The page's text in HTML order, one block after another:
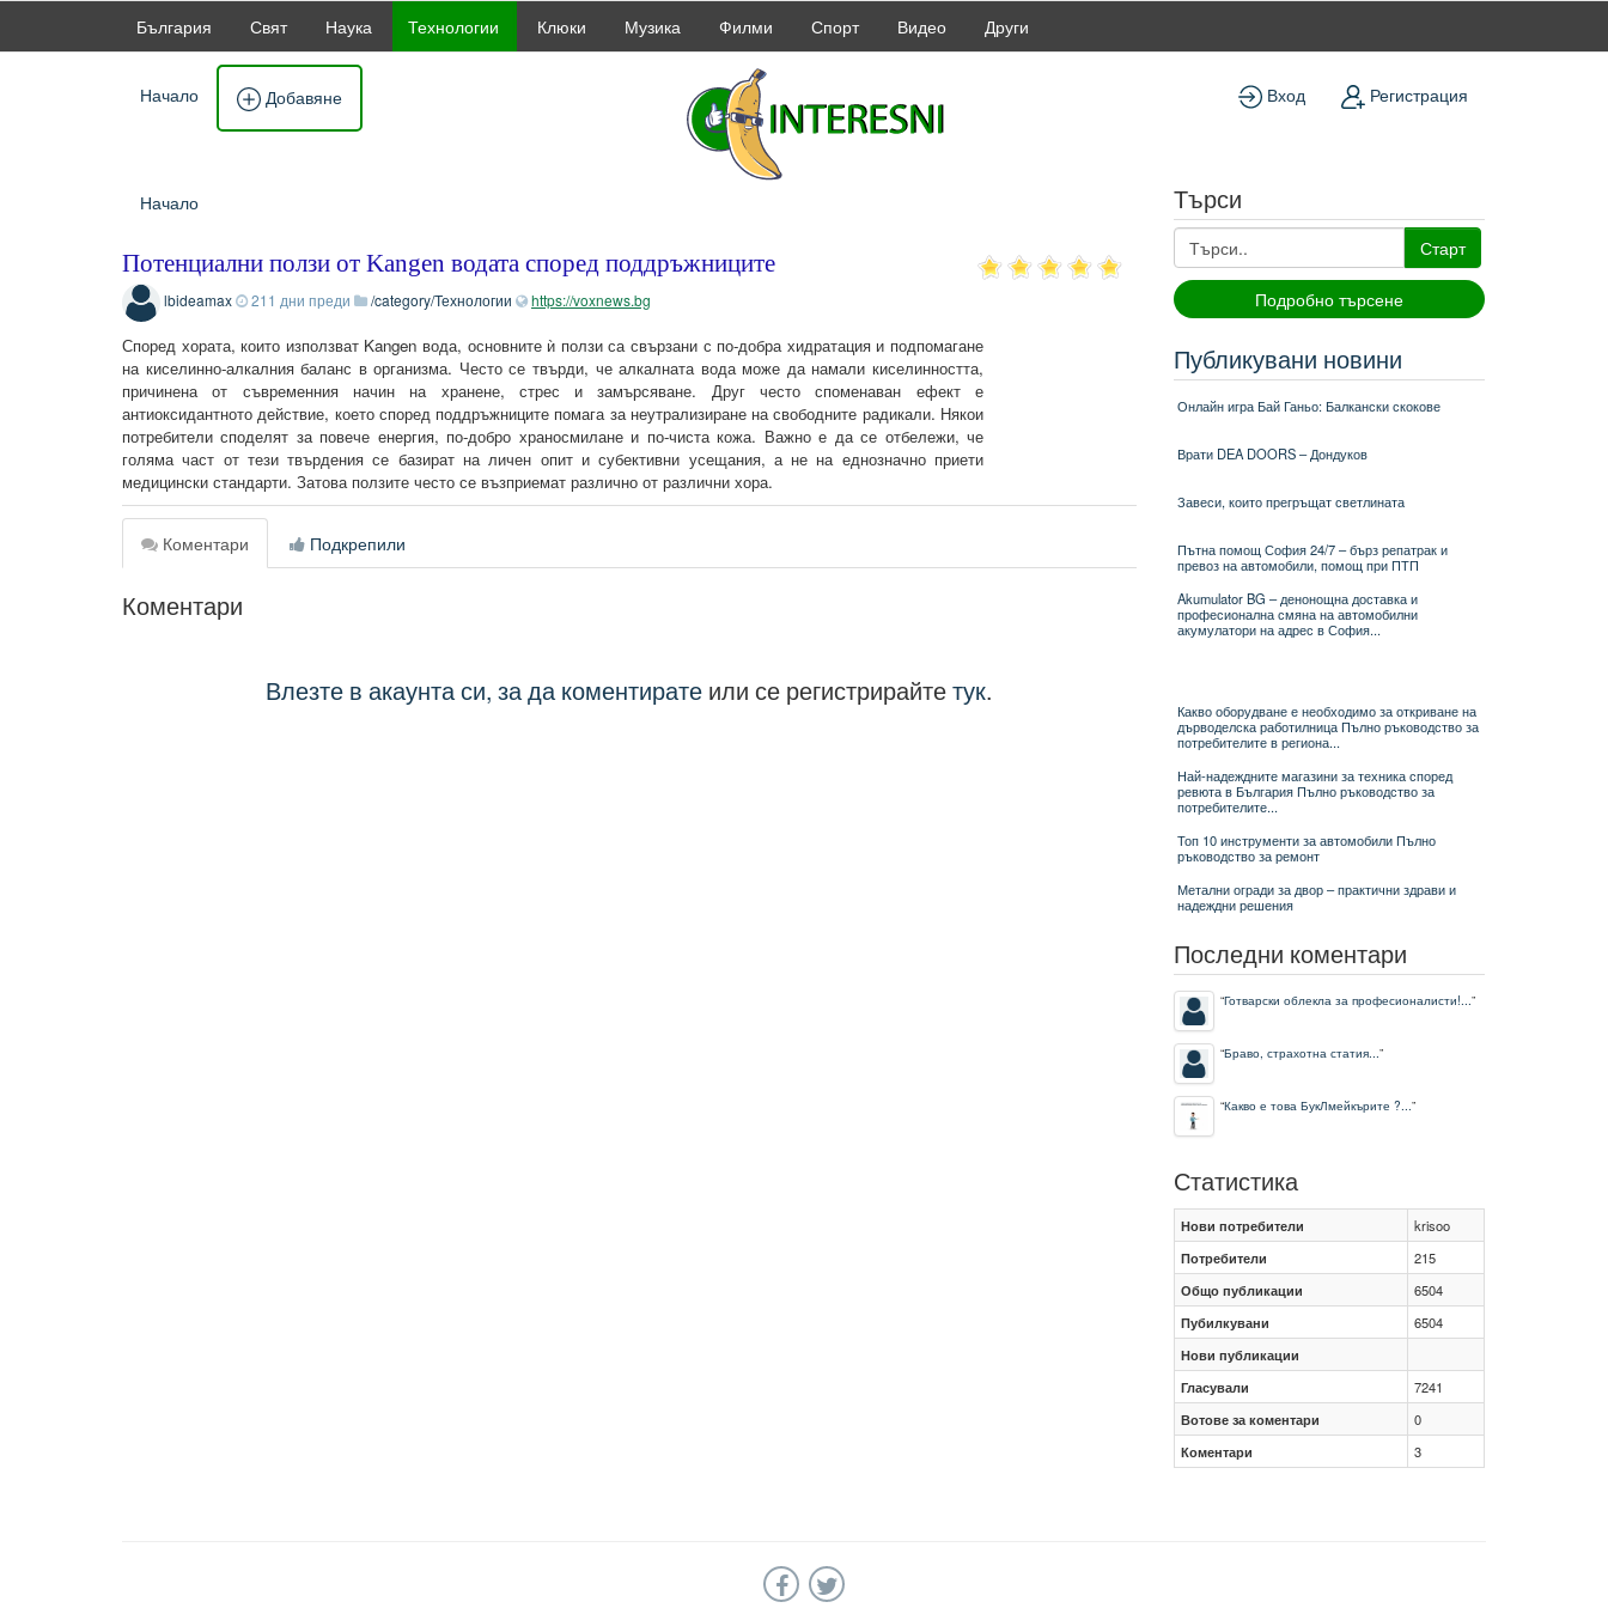
България Свят Наука Технологии Клюки Музика Филми Спорт Видео Други
Начало Регистрация
Вход
Добавяне
Начало
Потенциални ползи от Kangen водата според поддръжниците
lbideamax 211 дни преди /category/Технологии https://voxnews.bg
Според хората, които използват Kangen вода, основните ѝ ползи са свързани с по-добра хидратация и подпомагане
на киселинно-алкалния баланс в организма. Често се твърди, че алкалната вода може да намали киселинността,
причинена от съвременния начин на хранене, стрес и замърсяване. Друг често споменаван ефект е
антиоксидантното действие, което според поддръжниците помага за неутрализиране на свободните радикали. Някои
потребители споделят за повече енергия, по-добро храносмилане и по-чиста кожа. Важно е да се отбележи, че
голяма част от тези твърдения се базират на личен опит и субективни усещания, а не на еднозначно приети
медицински стандарти. Затова ползите често се възприемат различно от различни хора.
Коментари Подкрепили
Коментари
Влезте в акаунта си, за да коментирате или се регистрирайтетук.
Търси
Старт
Подробно търсене
Публикувани новини
Онлайн игра Бай Ганьо: Балкански скокове
Врати DEA DOORS – Дондуков
Завеси, които прегръщат светлината
Пътна помощ София 24/7 – бърз репатрак и
превоз на автомобили, помощ при ПТП
Akumulator BG – денонощна доставка и
професионална смяна на автомобилни
акумулатори на адрес в София...
Какво оборудване е необходимо за откриване на
дърводелска работилница Пълно ръководство за
потребителите в региона...
Най-надеждните магазини за техника според
ревюта в България Пълно ръководство за
потребителите...
Топ 10 инструменти за автомобили Пълно
ръководство за ремонт
Метални огради за двор – практични здрави и
надеждни решения
Последни коментари
“Готварски облекла за професионалисти!...”
“Браво, страхотна статия...”
“Какво е това БукЛмейкърите ?...”
Статистика
Нови потребители
krisoo
Потребители
215
Общо публикации
6504
Пубилкувани
6504
Нови публикации
Гласували
7241
Вотове за коментари
0
Коментари
3